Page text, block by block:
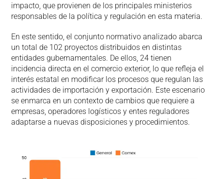
impacto, que provienen de los principales ministerios
responsables de la política y regulación en esta materia.
En este sentido, el conjunto normativo analizado abarca
un total de 102 proyectos distribuidos en distintas
entidades gubernamentales. De ellos, 24 tienen
incidencia directa en el comercio exterior, lo que refleja el
interés estatal en modificar los procesos que regulan las
actividades de importación y exportación. Este escenario
se enmarca en un contexto de cambios que requiere a
empresas, operadores logísticos y entes reguladores
adaptarse a nuevas disposiciones y procedimientos.